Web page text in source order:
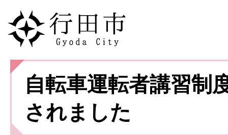
自転車運転者講習制
されました